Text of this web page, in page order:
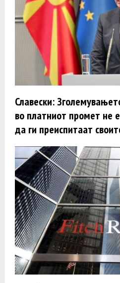
Славески:
во платниот промет не
да ги преиспитаат